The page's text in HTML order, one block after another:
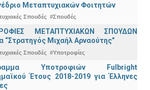
Μεταπτυχιακών Φοιτητών
Σπουδές #Σπουδές
ΜΕΤΑΠΤΥΧΙΑΚΩΝ ΣΠΟΥΔΩΝ
“Στρατηγός Μιχαήλ Αρναούτης”
Σπουδές #Υποτροφίες
Υποτροφιών Fulbright
Έτους 2018-2019 για Έλληνες